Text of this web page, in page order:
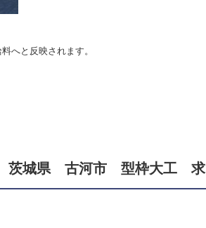
へと反映されます。
城県 古河市 型枠大工 求